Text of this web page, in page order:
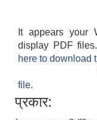
It appears your
display PDF files.
here to download
file.
प्रकार: